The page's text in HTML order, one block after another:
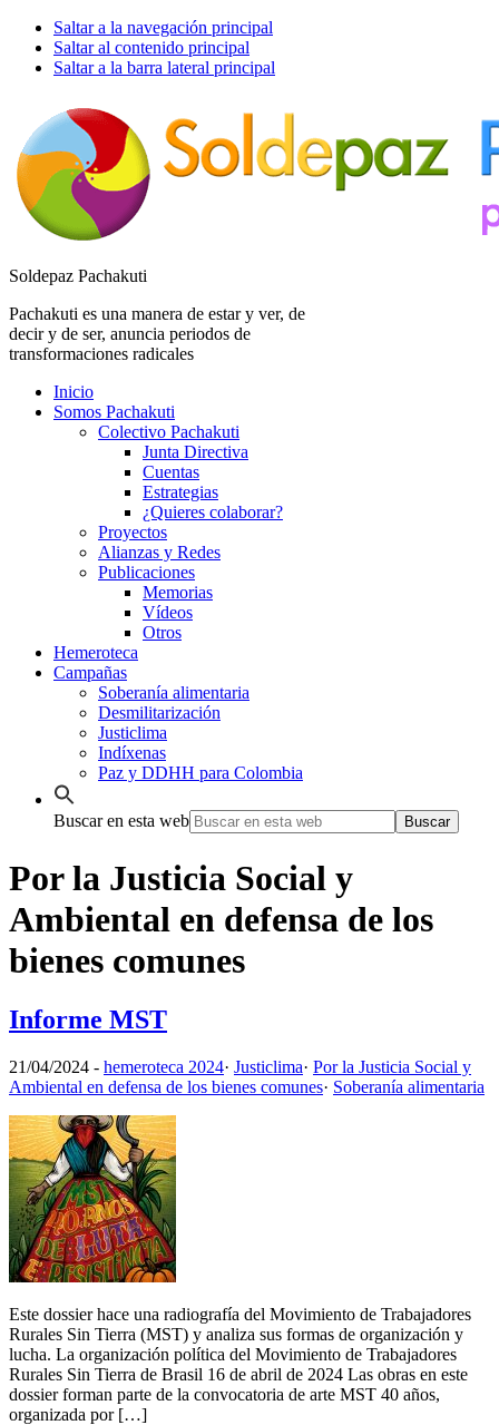
Saltar a la navegación principal
Saltar al contenido principal
Saltar a la barra lateral principal
Soldepaz Pachakuti
Pachakuti es una manera de estar y ver, de
decir y de ser, anuncia periodos de
transformaciones radicales
Inicio
Somos Pachakuti
Colectivo Pachakuti
Junta Directiva
Cuentas
Estrategias
¿Quieres colaborar?
Proyectos
Alianzas y Redes
Publicaciones
Memorias
Vídeos
Otros
Hemeroteca
Campañas
Soberanía alimentaria
Desmilitarización
Justiclima
Indíxenas
Paz y DDHH para Colombia
Buscar en esta web
Por la Justicia Social y
Ambiental en defensa de los
bienes comunes
Informe MST
21/04/2024 - hemeroteca 2024· Justiclima· Por la Justicia Social y
Ambiental en defensa de los bienes comunes· Soberanía alimentaria
Este dossier hace una radiografía del Movimiento de Trabajadores
Rurales Sin Tierra (MST) y analiza sus formas de organización y
lucha. La organización política del Movimiento de Trabajadores
Rurales Sin Tierra de Brasil 16 de abril de 2024 Las obras en este
dossier forman parte de la convocatoria de arte MST 40 años,
organizada por […]